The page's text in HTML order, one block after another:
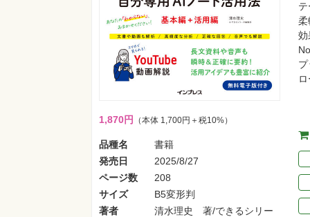
1,870円 （本体 1,700円＋税10%）
品種名
書籍
発売日
2025/8/27
ページ数
208
サイズ
B5変形判
著者
清水理史 著/できるシリー
柔
効